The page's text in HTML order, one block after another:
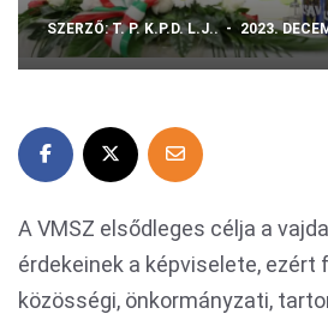
SZERZŐ:T. P. K.P.D. L.J.. 2023.
A VMSZ elsődleges célja a
érdekeinek a képviselete, ezért
közösségi, önkormányzati,